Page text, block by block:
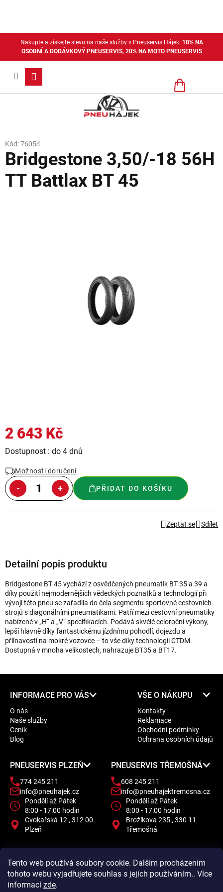
Tento web používá soubory cookie. Dalším procházením
tohoto webu vyjadřujete souhlas s jejich používáním.. Více
informací zde.
Nakupte a získejte slevu na naše služby v Pneuservis Hájek: 10% NA
OSOBNÍ A DODÁVKOVÝ PNEUSERVIS, 20% NA MOTO PNEUSERVIS
Nákupní
Bridgestone 3,50/-18 56H
TT Battlax BT 45
Kód:76054
2 643 Kč
Měrná
Dostupnost : do 4 dnů
Možnosti doručení
PŘIDAT DO KOŠÍKU
Zeptat se Sdílet
Detailní popis produktu
Bridgestone BT 45 vychází z osvědčených pneumatik BT 35 a 39 a
díky použití nejmodernějších vědeckých poznatků a technologií při
vývoji této pneu se zařadila do čela segmentu sportovně cestovních
strojů s diagonálními pneumatikami. Patří mezi cestovní pneumatiky
nabízené v „H“ a „V“ specifikacích. Podává skvělé celoroční výkony,
lepší hlavně díky fantastickému jízdnímu pohodlí, dojezdu a
přilnavosti na mokré vozovce – to vše díky technologii CTDM.
Dostupná v mnoha velikostech, nahrazuje BT35 a BT17.
INFORMACE PRO VÁS
O nás
Naše služby
Ceník
Blog
VŠE O NÁKUPU
Kontakty
Reklamace
Obchodní podmínky
Ochrana osobních údajů
PNEUSERVIS PLZEŇ
774 245 211
info@pneuhajek.cz
Pondělí až Pátek
8:00 - 17:00 hodin
Cvokařská 12 , 312 00
Plzeň
PNEUSERVIS TŘEMOŠNÁ
608 245 211
info@pneuhajektremosna.cz
Pondělí až Pátek
8:00 - 17:00 hodin
Brožíkova 235 , 330 11
Třemošná